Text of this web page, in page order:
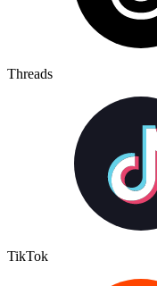
Threads
TikTok